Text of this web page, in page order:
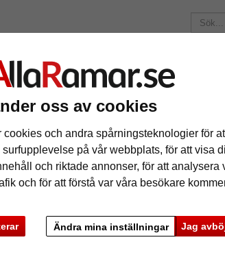
oss av cookies
cookies och andra spårningsteknologier för
surfupplevelse på vår webbplats, för att visa
och riktade annonser, för att analysera
och för att förstå var våra besökare
Jag
Ändra mina inställningar
efter mått
Oavsett hur mycket du beställer.
Figari